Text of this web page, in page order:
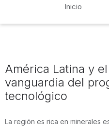
Inicio
América Latina y
vanguardia del
tecnológico
La región es rica en minerales